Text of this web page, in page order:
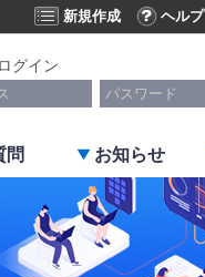
新規作成 ヘルプ
グイン
問 お知らせ